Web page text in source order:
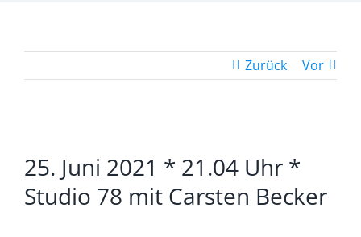
Zurück Vor
grösseres
25. Juni 2021 * 21.04 Uhr *
Studio 78 mit Carsten Becker